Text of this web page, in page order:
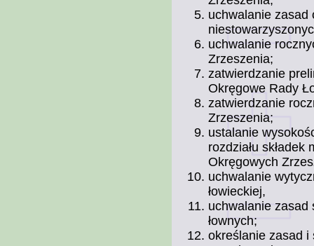
uchwalanie zasad
uchwalanie
Zrzeszenia;
zatwierdzanie
Okręgowe Rady
zatwierdzanie
Zrzeszenia;
ustalanie
rozdziału
Okręgowych
uchwalanie
łowieckiej,
uchwalanie zasad
łownych;
określanie zasad i